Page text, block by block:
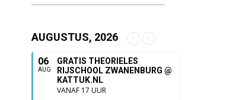
AUGUSTUS, 2026
06
AUG
GRATIS THEORIELES
RIJSCHOOL ZWANENBURG @
KATTUK.NL
VANAF 17 UUR